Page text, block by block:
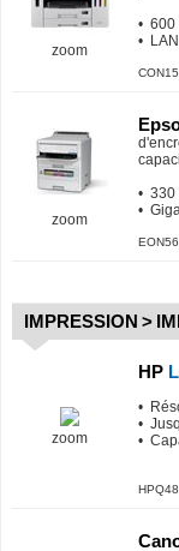
zoom
• 600
• LAN
zoom
• 330
•
IMPRESSION >
zoom
HP
•
•
•